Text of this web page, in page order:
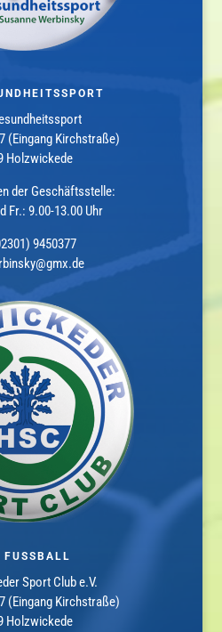
(Eingang Kirchstraße)
Holzwickede
der Geschäftsstelle:
Fr.: 9.00-13.00 Uhr
9450377
FUSSBALL
Sport Club e.V.
(Eingang Kirchstraße)
Holzwickede